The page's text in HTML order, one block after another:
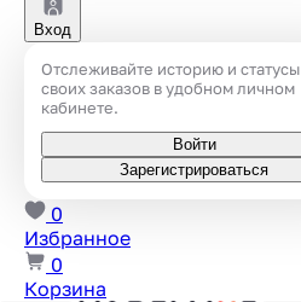
Вход
Отслеживайте историю и статусы
своих заказов в удобном личном
кабинете.
Войти
Зарегистрироваться
0
Избранное
0
Корзина